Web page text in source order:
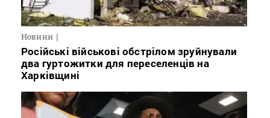
Новини
Російські військові обстрілом зруйнували
два гуртожитки для переселенців на
Харківщині